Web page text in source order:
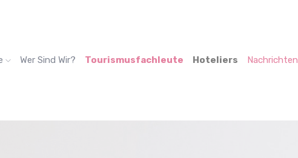
Wer Sind Wir? Tourismusfachleute Hoteliers Nachrichten